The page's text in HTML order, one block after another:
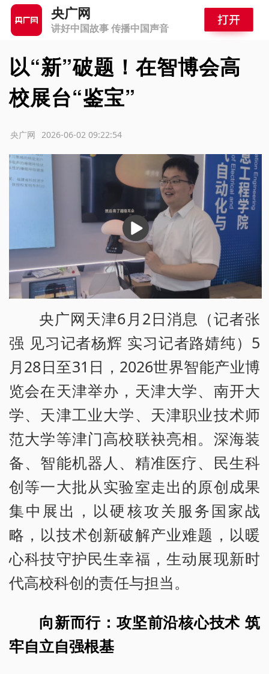
央广网
讲好中国故事 传播中国声音
以“新”破题！在智博会高
校展台“鉴宝”
2026-06-02 09:22:54
央广网
播
放
央广网天津6月2日消息（记者张
强 见习记者杨辉 实习记者路婧纯）5
月28日至31日，2026世界智能产业博
览会在天津举办，天津大学、南开大
学、天津工业大学、天津职业技术师
范大学等津门高校联袂亮相。深海装
备、智能机器人、精准医疗、民生科
创等一大批从实验室走出的原创成果
集中展出，以硬核攻关服务国家战
略，以技术创新破解产业难题，以暖
心科技守护民生幸福，生动展现新时
代高校科创的责任与担当。
向新而行：攻坚前沿核心技术 筑
牢自立自强根基